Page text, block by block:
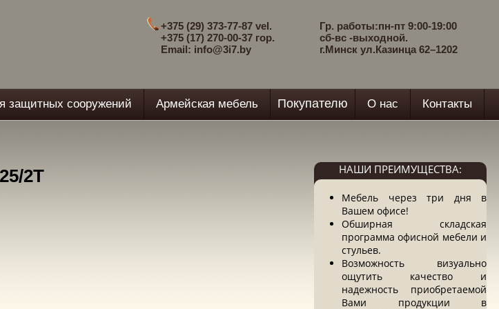
Гр. работы:пн-пт 9:00-19:00
сб-вс -выходной.
г.Минск ул.Казинца 62–1202
+375 (29) 373-77-87 vel.
+375 (17) 270-00-37 гор.
Email: info@3i7.by
защитных сооружений Армейская мебель Покупателю О нас Контакты
2T НАШИ ПРЕИМУЩЕСТВА:
Мебель через три дня в
Вашем офисе!
Обширная складская
программа офисной мебели и
стульев.
Возможность визуально
ощутить качество и
надежность приобретаемой
Вами продукции в